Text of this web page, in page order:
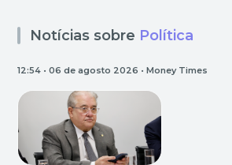
Notícias sobre Política
12:54 • 06 de agosto 2026 • Money Times